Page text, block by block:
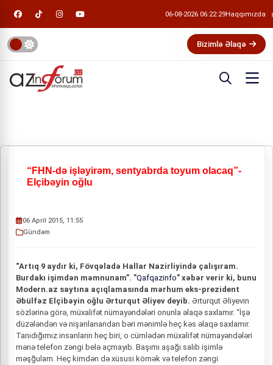
06-08-2026 06:22:29Haqqımızda
Bizimlə Əlaqə
“FHN-də işləyirəm, sentyabrda toyum olacaq”-
Elçibəyin oğlu
06 April 2015, 11:55
Gündəm
“Artıq 9 aydır ki, Fövqəladə Hallar Nazirliyində çalışıram.
Burdakı işimdən məmnunam”. "Qafqazinfo" xəbər verir ki, bunu
Modern.az saytına açıqlamasında mərhum eks-prezident
Əbülfəz Elçibəyin oğlu Ərturqut Əliyev deyib. Ərturqut Əliyevin
sözlərinə görə, müxalifət nümayəndələri onunla əlaqə saxlamır. “İşə
düzələndən və nişanlanandan bəri mənimlə heç kəs əlaqə saxlamır.
Tanıdığımız insanların heç biri, o cümlədən müxalifət nümayəndələri
mənə telefon zəngi belə açmayıb. Başımı aşağı salıb işimlə
məşğulam. Heç kimdən də xüsusi kömək və telefon zəngi